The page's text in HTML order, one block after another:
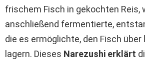
frischem Fisch in gekochten Reis,
anschließend fermentierte,
die es ermöglichte, den Fisch über
lagern. Dieses Narezushi erklärt